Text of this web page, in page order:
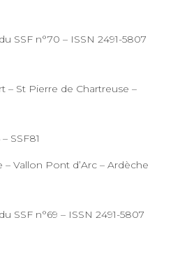
SSF n°70 – ISSN 2491-5807
– St Pierre de Chartreuse –
SSF81
Vallon Pont d’Arc – Ardèche
SSF n°69 – ISSN 2491-5807